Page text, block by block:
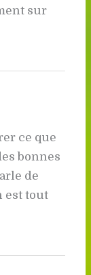
sur
ce que
bonnes
de
est tout